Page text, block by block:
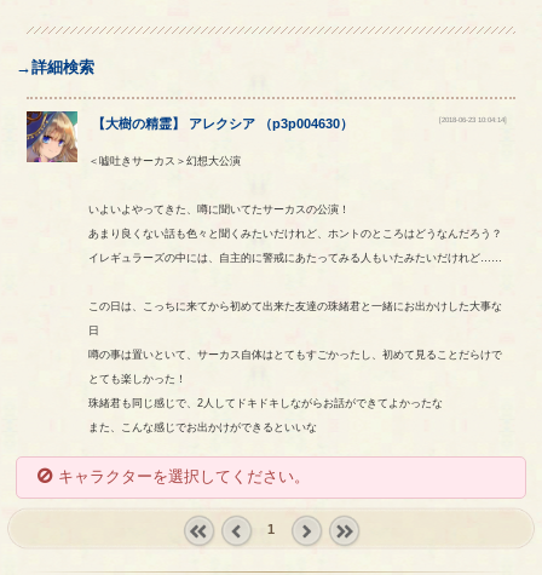
→詳細検索
【大樹の精霊】 アレクシア （p3p004630） [2018-06-23 10:04:14]
＜嘘吐きサーカス＞幻想大公演
いよいよやってきた、噂に聞いてたサーカスの公演！
あまり良くない話も色々と聞くみたいだけれど、ホントのところはどうなんだろう？
イレギュラーズの中には、自主的に警戒にあたってみる人もいたみたいだけれど……
この日は、こっちに来てから初めて出来た友達の珠緒君と一緒にお出かけした大事な
日
噂の事は置いといて、サーカス自体はとてもすごかったし、初めて見ることだらけで
とても楽しかった！
珠緒君も同じ感じで、2人してドキドキしながらお話ができてよかったな
また、こんな感じでお出かけができるといいな
キャラクターを選択してください。
1